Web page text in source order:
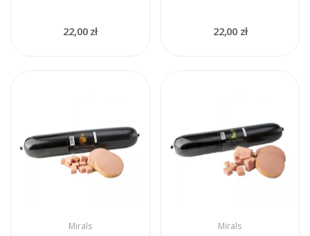
22,00 zł 22,00 zł
Mirals Mirals